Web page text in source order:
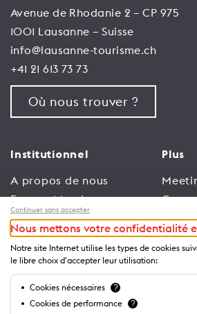
Avenue de Rhodanie 2 – CP 975
1001 Lausanne – Suisse
info@lausanne-tourisme.ch
+41 21 613 73 73
Où nous trouver ?
Institutionnel
A propos de nous
Espace Membres
Emploi
Conditions générales
d’utilisation
Politique de
confidentialité
Plus
Trade
Continuer sans accepter
Nous mettons votre confidentialité
Notre site Internet utilise les types de cookies
le libre choix d'accepter leur utilisation:
Cookies nécessaires ?
Cookies de performance ?